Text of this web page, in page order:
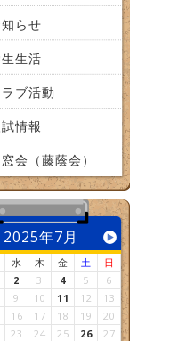
らせ
生活
ブ活動
試情報
会（藤蔭会）
2025年7月
水 木 金 土
日
2 3 4 5
6
9 10 11 12
13
16 17 18 19
20
23 24 25 26
27